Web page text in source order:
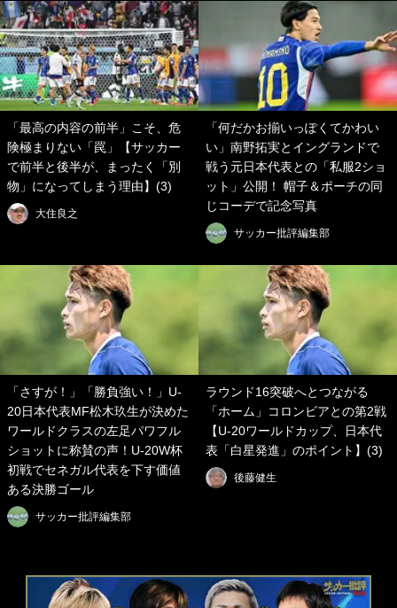
「最高の内容の前半」こそ、危
険極まりない「罠」【サッカー
で前半と後半が、まったく「別
物」になってしまう理由】(3)
大住良之
「何だかお揃いっぽくてかわい
い」南野拓実とイングランドで
戦う元日本代表との「私服2ショ
ット」公開！ 帽子＆ポーチの同
じコーデで記念写真
サッカー批評編集部
「さすが！」「勝負強い！」U-
20日本代表MF松木玖生が決めた
ワールドクラスの左足パワフル
ショットに称賛の声！U-20W杯
初戦でセネガル代表を下す価値
ある決勝ゴール
サッカー批評編集部
ラウンド16突破へとつながる
「ホーム」コロンビアとの第2戦
【U-20ワールドカップ、日本代
表「白星発進」のポイント】(3)
後藤健生